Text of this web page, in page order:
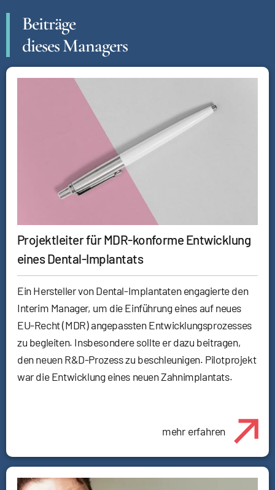
Beiträge
dieses Managers
Projektleiter für MDR-konforme Entwicklung
eines Dental-Implantats
Ein Hersteller von Dental-Implantaten engagierte den
Interim Manager, um die Einführung eines auf neues
EU-Recht (MDR) angepassten Entwicklungsprozesses
zu begleiten. Insbesondere sollte er dazu beitragen,
den neuen R&D-Prozess zu beschleunigen. Pilotprojekt
war die Entwicklung eines neuen Zahnimplantats.
mehr erfahren